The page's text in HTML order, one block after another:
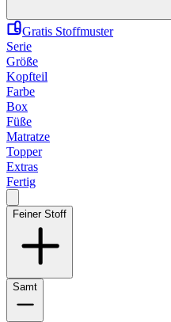
Gratis Stoffmuster
Serie
Größe
Kopfteil
Farbe
Box
Füße
Matratze
Topper
Extras
Fertig
Feiner Stoff
Samt